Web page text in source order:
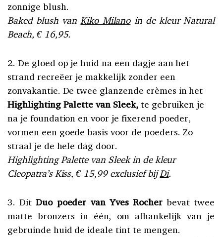
zonnige blush.
Baked blush vanKiko Milanoin de kleur Natural
Beach, € 16,95.
2. De gloed op je huid na een dagje aan het
strand recreëer je makkelijk zonder een
zonvakantie. De twee glanzende crèmes in het
Highlighting Palette van Sleek,te gebruiken je
na je foundation en voor je fixerend poeder,
vormen een goede basis voor de poeders. Zo
straal je de hele dag door.
Highlighting Palette van Sleek in de kleur
Cleopatra’s Kiss, € 15,99 exclusief bijDi.
3. DitDuo poeder van Yves Rocherbevat twee
matte bronzers in één, om afhankelijk van je
gebruinde huid de ideale tint te mengen.